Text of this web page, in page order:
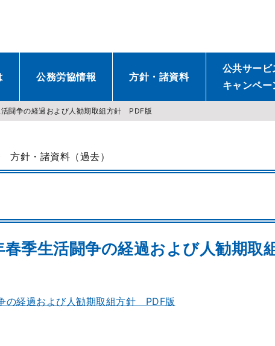
公務労協情報 方針・諸資料
公共サービ
キャンペー
闘争の経過および人勧期取組方針 PDF版
方針・諸資料（過去）
季生活闘争の経過および人勧期
の経過および人勧期取組方針 PDF版